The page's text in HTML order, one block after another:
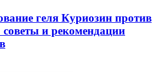
геля Куриозин против
и рекомендации